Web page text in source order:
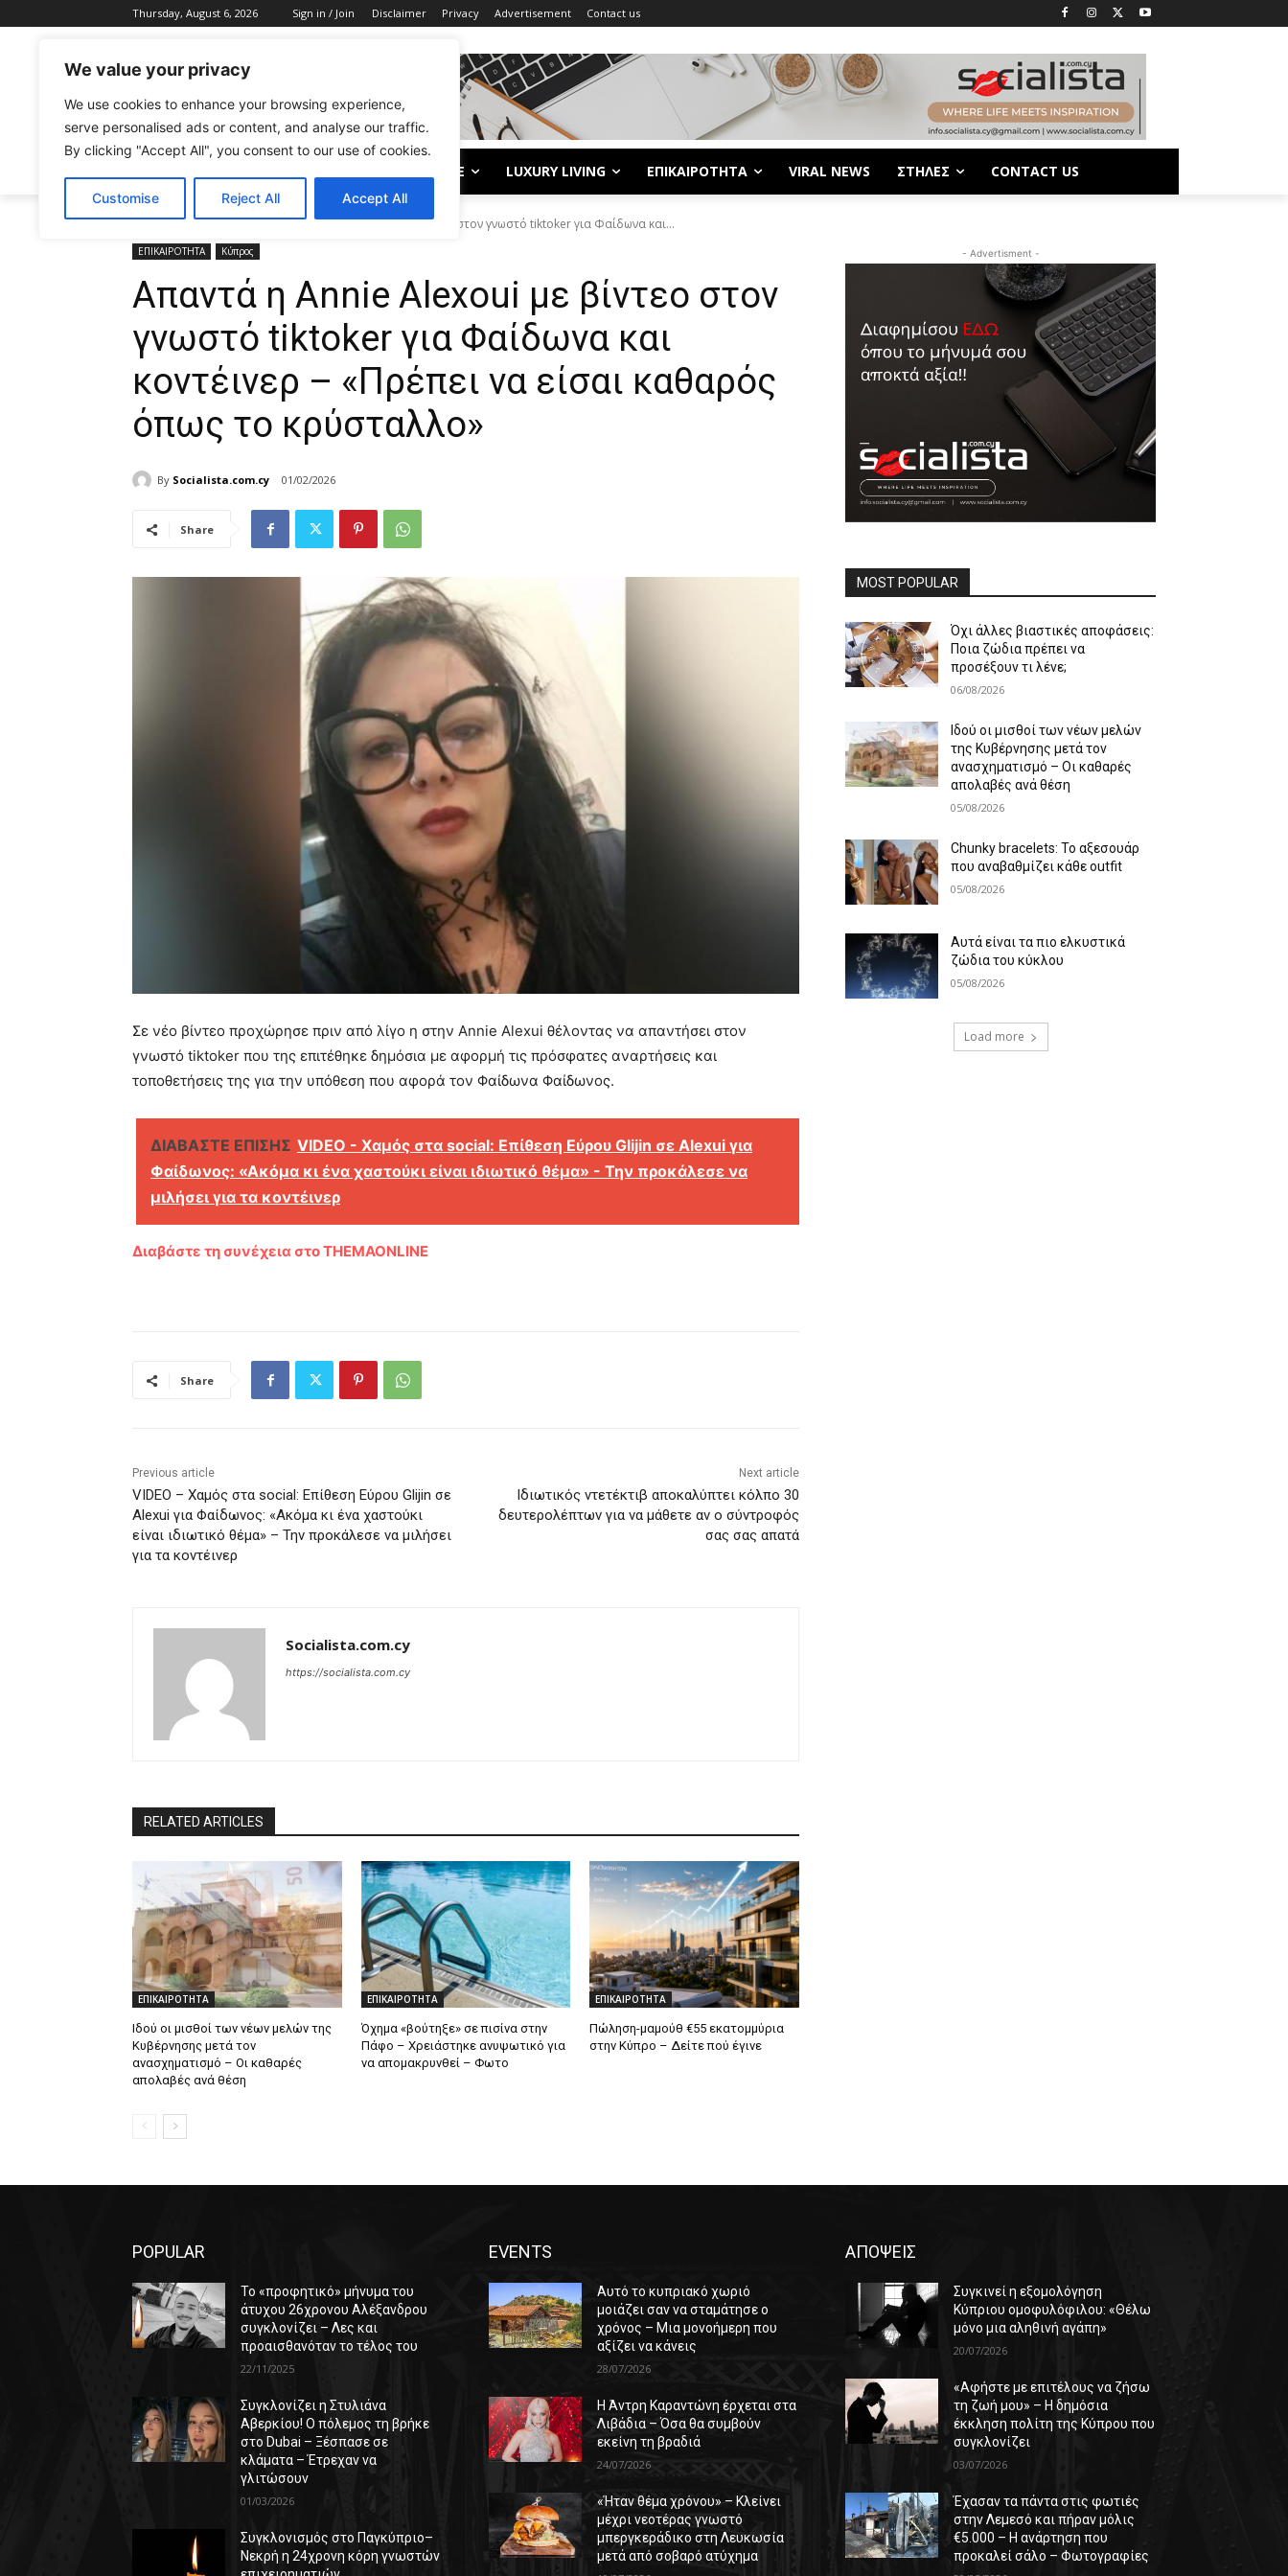
We value your privacy
We use cookies to enhance your browsing experience,
serve personalised ads or content, and analyse our traffic.
By clicking "Accept All", you consent to our use of cookies.
Customise Reject All Accept All
Thursday, August 6, 2026 Sign in / Join Disclaimer Privacy Advertisement Contact us
LIFE LUXURY LIVING ΕΠΙΚΑΙΡΟΤΗΤΑ VIRAL NEWS ΣΤΗΛΕΣ CONTACT US
Home ΕΠΙΚΑΙΡΟΤΗΤΑ Απαντά η Annie Alexoui με βίντεο στον γνωστό tiktoker για Φαίδωνα και...
ΕΠΙΚΑΙΡΟΤΗΤΑ Κύπρος
Απαντά η Annie Alexoui με βίντεο στον
γνωστό tiktoker για Φαίδωνα και
κοντέινερ – «Πρέπει να είσαι καθαρός
όπως το κρύσταλλο»
By Socialista.com.cy 01/02/2026
Share
Σε νέο βίντεο προχώρησε πριν από λίγο η στην Annie Alexui θέλοντας να απαντήσει στον
γνωστό tiktoker που της επιτέθηκε δημόσια με αφορμή τις πρόσφατες αναρτήσεις και
τοποθετήσεις της για την υπόθεση που αφορά τον Φαίδωνα Φαίδωνος.
ΔΙΑΒΑΣΤΕ ΕΠΙΣΗΣ VIDEO - Χαμός στα social: Επίθεση Εύρου Glijin σε Alexui για
Φαίδωνος: «Ακόμα κι ένα χαστούκι είναι ιδιωτικό θέμα» - Την προκάλεσε να
μιλήσει για τα κοντέινερ
Διαβάστε τη συνέχεια στο THEMAONLINE
Share
Previous article
VIDEO – Χαμός στα social: Επίθεση Εύρου Glijin σε
Alexui για Φαίδωνος: «Ακόμα κι ένα χαστούκι
είναι ιδιωτικό θέμα» – Την προκάλεσε να μιλήσει
για τα κοντέινερ
Next article
Ιδιωτικός ντετέκτιβ αποκαλύπτει κόλπο 30
δευτερολέπτων για να μάθετε αν ο σύντροφός
σας σας απατά
Socialista.com.cy
https://socialista.com.cy
RELATED ARTICLES
ΕΠΙΚΑΙΡΟΤΗΤΑ
Ιδού οι μισθοί των νέων μελών της
Κυβέρνησης μετά τον
ανασχηματισμό – Οι καθαρές
απολαβές ανά θέση
ΕΠΙΚΑΙΡΟΤΗΤΑ
Όχημα «βούτηξε» σε πισίνα στην
Πάφο – Χρειάστηκε ανυψωτικό για
να απομακρυνθεί – Φωτο
ΕΠΙΚΑΙΡΟΤΗΤΑ
Πώληση-μαμούθ €55 εκατομμύρια
στην Κύπρο – Δείτε πού έγινε
- Advertisment -
MOST POPULAR
Όχι άλλες βιαστικές αποφάσεις:
Ποια ζώδια πρέπει να
προσέξουν τι λένε;
06/08/2026
Ιδού οι μισθοί των νέων μελών
της Κυβέρνησης μετά τον
ανασχηματισμό – Οι καθαρές
απολαβές ανά θέση
05/08/2026
Chunky bracelets: Το αξεσουάρ
που αναβαθμίζει κάθε outfit
05/08/2026
Αυτά είναι τα πιο ελκυστικά
ζώδια του κύκλου
05/08/2026
Load more
POPULAR
Το «προφητικό» μήνυμα του
άτυχου 26χρονου Αλέξανδρου
συγκλονίζει – Λες και
προαισθανόταν το τέλος του
22/11/2025
Συγκλονίζει η Στυλιάνα
Αβερκίου! Ο πόλεμος τη βρήκε
στο Dubai – Ξέσπασε σε
κλάματα – Έτρεχαν να
γλιτώσουν
01/03/2026
Συγκλονισμός στο Παγκύπριο–
Νεκρή η 24χρονη κόρη γνωστών
EVENTS
Αυτό το κυπριακό χωριό
μοιάζει σαν να σταμάτησε ο
χρόνος – Μια μονοήμερη που
αξίζει να κάνεις
28/07/2026
Η Άντρη Καραντώνη έρχεται στα
Λιβάδια – Όσα θα συμβούν
εκείνη τη βραδιά
24/07/2026
«Ήταν θέμα χρόνου» – Κλείνει
μέχρι νεοτέρας γνωστό
μπεργκεράδικο στη Λευκωσία
μετά από σοβαρό ατύχημα
ΑΠΟΨΕΙΣ
Συγκινεί η εξομολόγηση
Κύπριου ομοφυλόφιλου: «Θέλω
μόνο μια αληθινή αγάπη»
20/07/2026
«Αφήστε με επιτέλους να ζήσω
τη ζωή μου» – Η δημόσια
έκκληση πολίτη της Κύπρου που
συγκλονίζει
03/07/2026
Έχασαν τα πάντα στις φωτιές
στην Λεμεσό και πήραν μόλις
€5.000 – Η ανάρτηση που
προκαλεί σάλο – Φωτογραφίες